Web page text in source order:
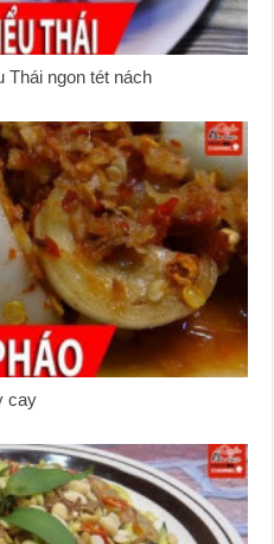
Thái ngon tét nách
cay